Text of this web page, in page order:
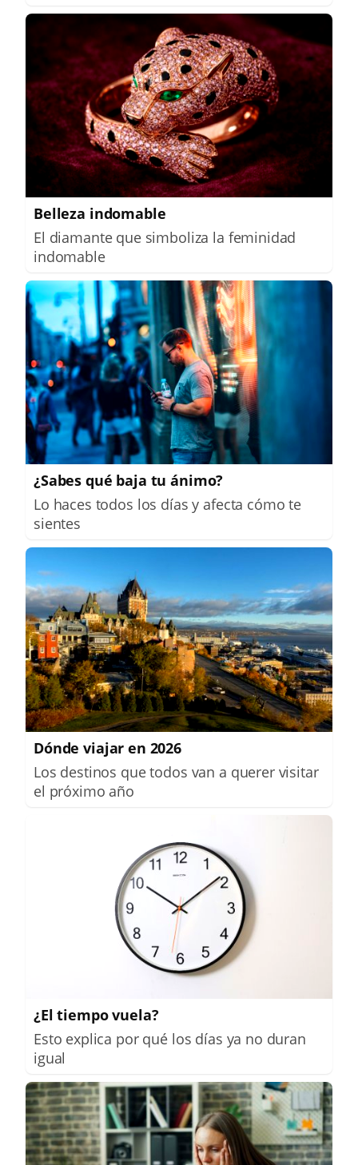
Belleza indomable
El diamante que simboliza la feminidad
indomable
¿Sabes qué baja tu ánimo?
Lo haces todos los días y afecta cómo te
sientes
Dónde viajar en 2026
Los destinos que todos van a querer visitar
el próximo año
¿El tiempo vuela?
Esto explica por qué los días ya no duran
igual